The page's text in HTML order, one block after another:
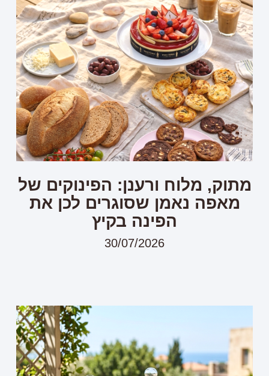
מתוק, מלוח ורענן: הפינוקים של
מאפה נאמן שסוגרים לכן את
הפינה בקיץ
30/07/2026